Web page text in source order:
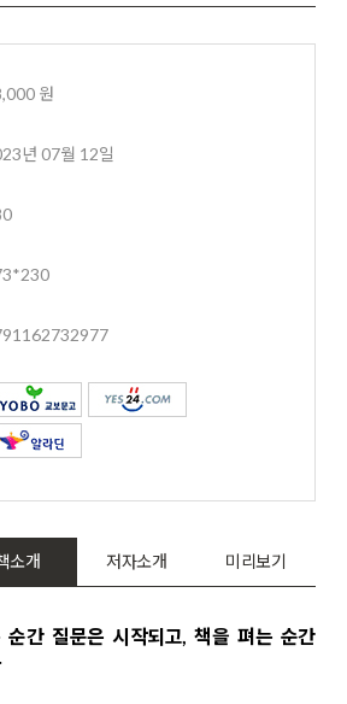
원
년 07월 12일
소개 저자소개 미리보기
간 질문은 시작되고, 책을 펴는 순간